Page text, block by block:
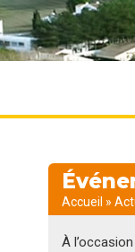
Accueil »
À